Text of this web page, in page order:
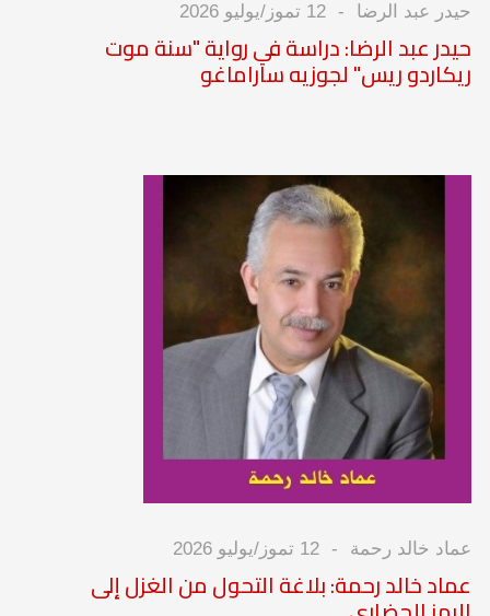
حيدر عبد الرضا 12 تموز/يوليو 2026
حيدر عبد الرضا: دراسة في رواية "سنة موت
ريكاردو ريس" لجوزيه ساراماغو
عماد خالد رحمة 12 تموز/يوليو 2026
عماد خالد رحمة: بلاغة التحول من الغزل إلى